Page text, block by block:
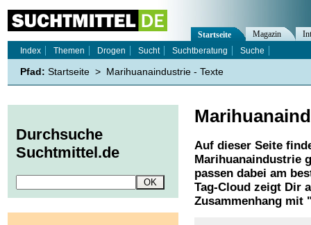
Auf dieser Seite
Marihuanaindustrie
passen dabei am
Tag-Cloud zeigt Dir
Zusammenhang mit
Startseite Magazin
Index
Themen Drogen Sucht Suchtberatung Suche
Pfad: Startseite > Marihuanaindustrie - Texte
Durchsuche
Suchtmittel.de